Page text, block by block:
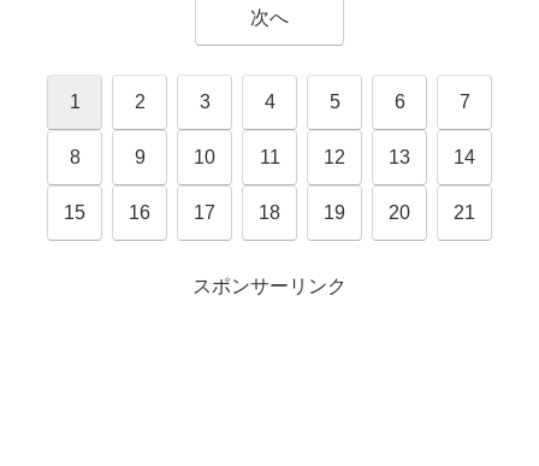
次へ
1 2 3 4 5 6 7
8 9 10 11 12 13 14
15 16 17 18 19 20 21
スポンサーリンク